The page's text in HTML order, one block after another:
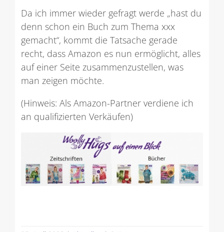
Da ich immer wieder gefragt werde „hast du
denn schon ein Buch zum Thema xxx
gemacht“, kommt die Tatsache gerade
recht, dass Amazon es nun ermöglicht, alles
auf einer Seite zusammenzustellen, was
man zeigen möchte.
(Hinweis: Als Amazon-Partner verdiene ich
an qualifizierten Verkäufen)